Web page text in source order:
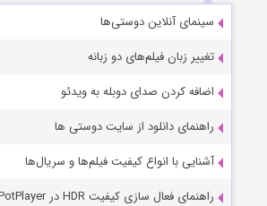
سینمای آنلاین دوستی‌ها
تغییر زبان فیلم‌های دو زبانه
اضافه کردن صدای دوبله به ویدئو
راهنمای دانلود از سایت دوستی ها
آشنایی با انواع کیفیت فیلم‌ها و سریال‌ها
راهنمای فعال سازی کیفیت HDR در PotPlayer